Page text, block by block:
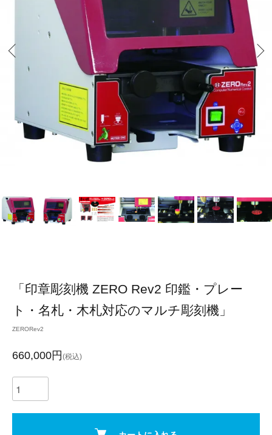
「印章彫刻機 ZERO Rev2 印鑑・プレー
ト・名札・木札対応のマルチ彫刻機」
ZERORev2
660,000円 (税込)